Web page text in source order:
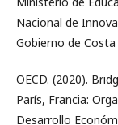
Nacional de
Gobierno de Costa
OECD. (2020).
París, Francia:
Desarrollo